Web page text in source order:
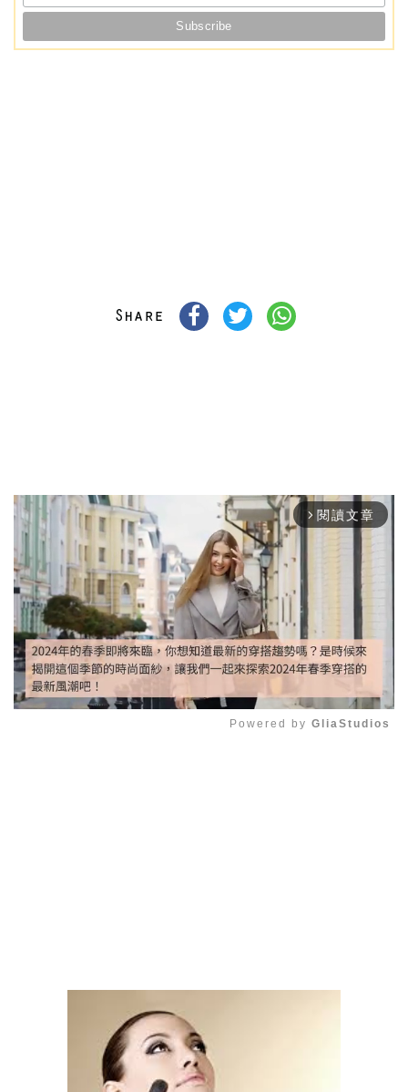
arrow_forward_ios 閱讀文章
Powered by GliaStudios